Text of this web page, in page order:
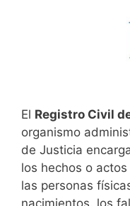
El Registro Civil
organismo
de Justicia
los hechos o
las personas
nacimientos, los